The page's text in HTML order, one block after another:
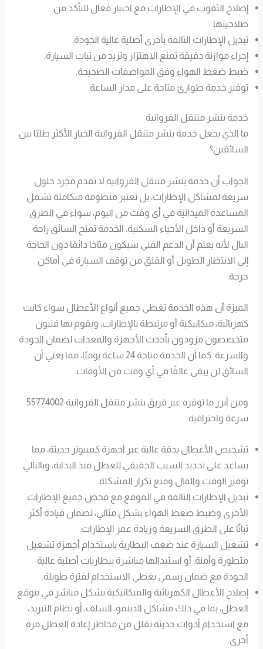
إصلاح الثقوب في الإطارات مع اختبار فعال للتأكد من
صلاحيتها.
تبديل الإطارات التالفة بأخرى أصلية عالية الجودة.
إجراء موازنة دقيقة تمنع الاهتزاز وتزيد من ثبات السيارة.
ضبط ضغط الهواء وفق المواصفات الصحيحة.
توفير خدمة طوارئ متاحة على مدار الساعة.
خدمة بنشر متنقل الفروانية
ما الذي يجعل خدمة بنشر متنقل الفروانية الخيار الأكثر طلبًا بين
السائقين؟
الجواب أن خدمة بنشر متنقل الفروانية لا تقدم مجرد حلول
سريعة لمشاكل الإطارات، بل تعتبر منظومة متكاملة تشمل
المساعدة الميدانية في أي وقت من اليوم، سواء في الطرق
السريعة أو داخل الأحياء السكنية. الخدمة تمنح السائق راحة
البال لأنه يعلم أن الدعم الفني سيكون متاحًا دائمًا دون الحاجة
إلى الانتظار الطويل أو القلق من توقف السيارة في أماكن
حرجة.
الميزة أن هذه الخدمة تغطي جميع أنواع الأعطال سواء كانت
كهربائية، ميكانيكية أو مرتبطة بالإطارات، ويقوم بها فنيون
متخصصون مزودون بأحدث الأجهزة والمعدات لضمان الجودة
والسرعة. كما أن الخدمة متاحة 24 ساعة يوميًا، مما يعني أن
السائق لن يبقى عالقًا في أي وقت من الأوقات.
ومن أبرز ما توفره عبر فريق بنشر متنقل الفروانية 55774002
سرعة واحترافية
تشخيص الأعطال بدقة عالية عبر أجهزة كمبيوتر حديثة، مما
يساعد على تحديد السبب الحقيقي للعطل منذ البداية، وبالتالي
توفير الوقت والمال ومنع تكرار المشكلة.
تبديل الإطارات التالفة في الموقع مع فحص جميع الإطارات
الأخرى وضبط ضغط الهواء بشكل مثالي، لضمان قيادة أكثر
ثباتًا على الطرق السريعة وزيادة عمر الإطارات.
تشغيل السيارة عند ضعف البطارية باستخدام أجهزة تشغيل
متطورة وآمنة، أو استبدالها مباشرة ببطاريات أصلية عالية
الجودة مع ضمان رسمي يغطي الاستخدام لفترة طويلة.
إصلاح الأعطال الكهربائية والميكانيكية بشكل مباشر في موقع
العطل، بما في ذلك مشاكل الدينمو، السلف، أو نظام التبريد،
مع استخدام أدوات حديثة تقلل من مخاطر إعادة العطل مرة
أخرى.